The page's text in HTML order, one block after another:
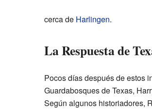
cerca de Harlingen.
La Respuesta de
Pocos días después de estos
Guardabosques de Texas,
Según algunos historiadores,